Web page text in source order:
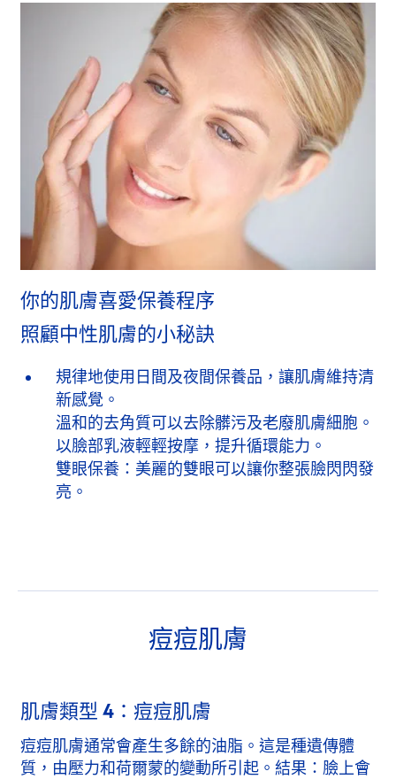
你的肌膚喜愛保養程序
照顧中性肌膚的小秘訣
規律地使用日間及夜間保養品，讓肌膚維持清
新感覺。
溫和的去角質可以去除髒污及老廢肌膚細胞。
以臉部乳液輕輕按摩，提升循環能力。
雙眼保養：美麗的雙眼可以讓你整張臉閃閃發
亮。
痘痘肌膚
肌膚類型 4：痘痘肌膚
痘痘肌膚通常會產生多餘的油脂。這是種遺傳體
質，由壓力和荷爾蒙的變動所引起。結果：臉上會